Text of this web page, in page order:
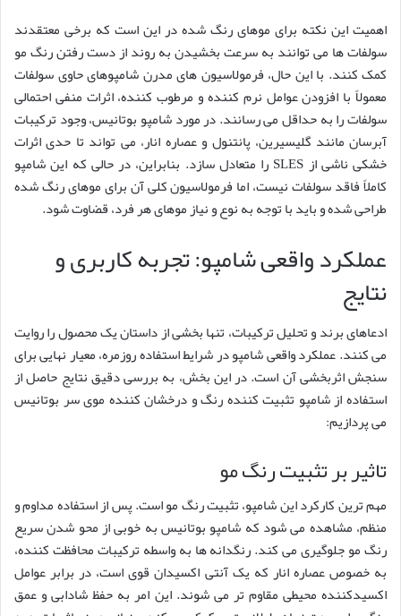
اهمیت این نکته برای موهای رنگ شده در این است که برخی معتقدند
سولفات ها می توانند به سرعت بخشیدن به روند از دست رفتن رنگ مو
کمک کنند. با این حال، فرمولاسیون های مدرن شامپوهای حاوی سولفات
معمولاً با افزودن عوامل نرم کننده و مرطوب کننده، اثرات منفی احتمالی
سولفات را به حداقل می رسانند. در مورد شامپو بوتانیس، وجود ترکیبات
آبرسان مانند گلیسیرین، پانتنول و عصاره انار، می تواند تا حدی اثرات
خشکی ناشی از SLES را متعادل سازد. بنابراین، در حالی که این شامپو
کاملاً فاقد سولفات نیست، اما فرمولاسیون کلی آن برای موهای رنگ شده
طراحی شده و باید با توجه به نوع و نیاز موهای هر فرد، قضاوت شود.
عملکرد واقعی شامپو: تجربه کاربری و
نتایج
ادعاهای برند و تحلیل ترکیبات، تنها بخشی از داستان یک محصول را روایت
می کنند. عملکرد واقعی شامپو در شرایط استفاده روزمره، معیار نهایی برای
سنجش اثربخشی آن است. در این بخش، به بررسی دقیق نتایج حاصل از
استفاده از شامپو تثبیت کننده رنگ و درخشان کننده موی سر بوتانیس
می پردازیم:
تاثیر بر تثبیت رنگ مو
مهم ترین کارکرد این شامپو، تثبیت رنگ مو است. پس از استفاده مداوم و
منظم، مشاهده می شود که شامپو بوتانیس به خوبی از محو شدن سریع
رنگ مو جلوگیری می کند. رنگدانه ها به واسطه ترکیبات محافظت کننده،
به خصوص عصاره انار که یک آنتی اکسیدان قوی است، در برابر عوامل
اکسیدکننده محیطی مقاوم تر می شوند. این امر به حفظ شادابی و عمق